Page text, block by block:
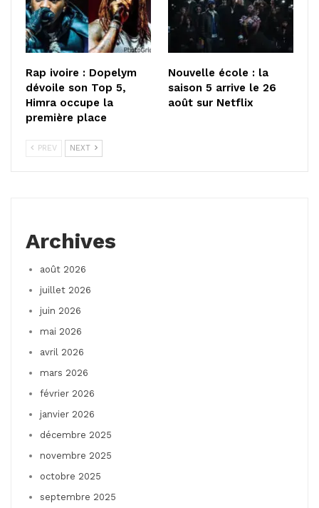
Rap ivoire : Dopelym
dévoile son Top 5,
Himra occupe la
première place
Nouvelle école : la
saison 5 arrive le 26
août sur Netflix
PREV NEXT
Archives
août 2026
juillet 2026
juin 2026
mai 2026
avril 2026
mars 2026
février 2026
janvier 2026
décembre 2025
novembre 2025
octobre 2025
septembre 2025